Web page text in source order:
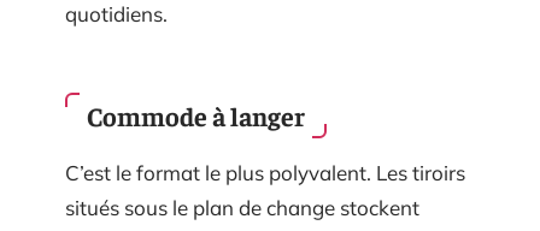
quotidiens.
Commode à langer
C’est le format le plus polyvalent. Les tiroirs
situés sous le plan de change stockent